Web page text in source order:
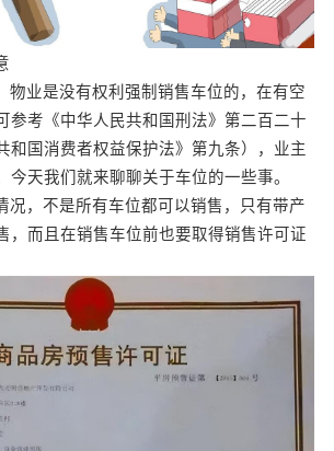
物业是没有权利强制销售车位的，在有空
参考《中华人民共和国刑法》第二百二十
和国消费者权益保护法》第九条），业主
今天我们就来聊聊关于车位的一些事。
况，不是所有车位都可以销售，只有带产
，而且在销售车位前也要取得销售许可证